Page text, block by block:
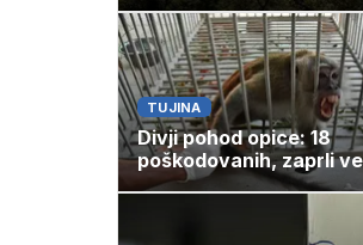
TUJINA
Divji pohod opice: 18
poškodovanih, zaprli